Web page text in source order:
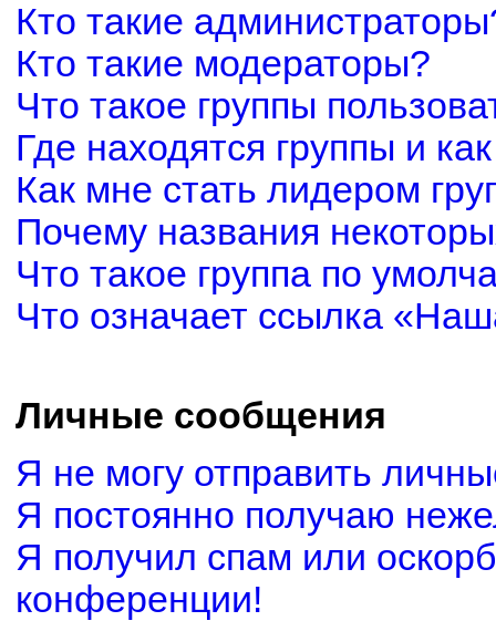
Кто такие
Кто такие модераторы?
Что такое группы
Где находятся группы и
Как мне стать лидером
Почему названия
Что такое группа по
Что означает ссылка
Личные сообщения
Я не могу отправить
Я постоянно получаю
Я получил спам или
конференции!